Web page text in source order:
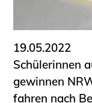
Informationen
Anträge,
Fortbildung/
Informationen
und Ingenieure
19.05.2022
Schülerinnen
gewinnen
fahren nach